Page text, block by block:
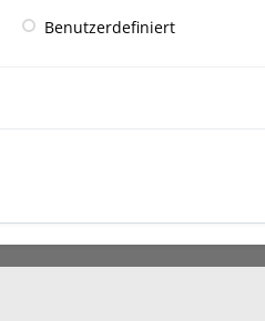
Benutzerdefiniert